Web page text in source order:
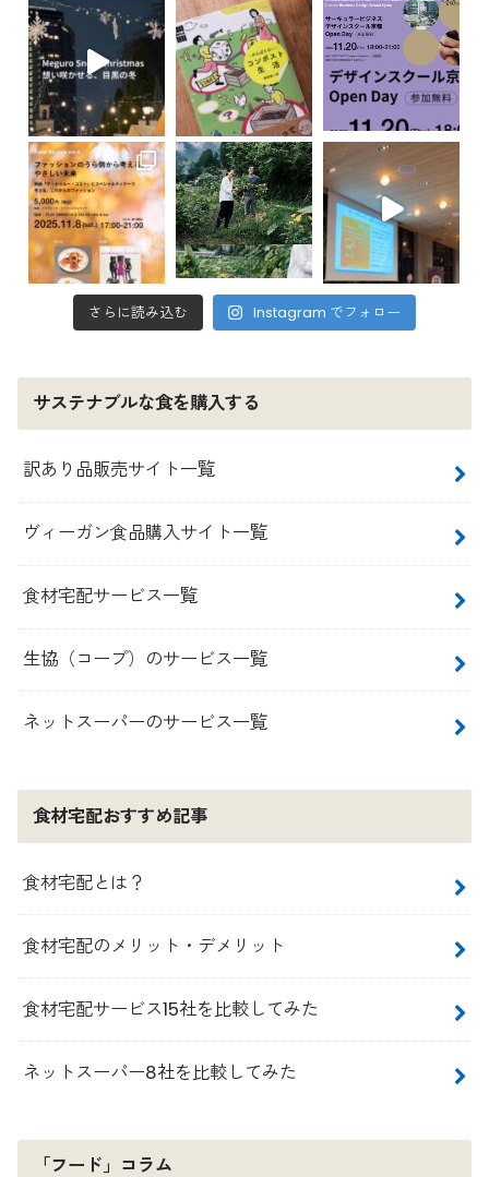
さらに読み込む Instagram でフォロー
サステナブルな食を購入する
訳あり品販売サイト一覧
ヴィーガン食品購入サイト一覧
食材宅配サービス一覧
生協（コープ）のサービス一覧
ネットスーパーのサービス一覧
食材宅配おすすめ記事
食材宅配とは？
食材宅配のメリット・デメリット
食材宅配サービス15社を比較してみた
ネットスーパー8社を比較してみた
「フード」コラム